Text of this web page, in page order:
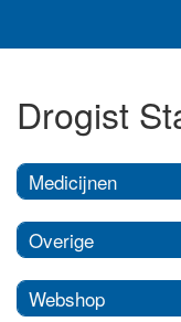
Drogist
Medicijnen
Overige
Webshop